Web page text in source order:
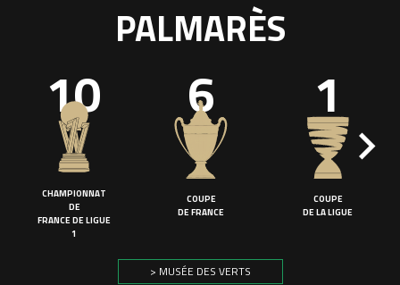
PALMARÈS
10
CHAMPIONNAT
DE
FRANCE DE LIGUE
1
6
COUPE
DE FRANCE
1
COUPE
DE LA LIGUE
> MUSÉE DES VERTS